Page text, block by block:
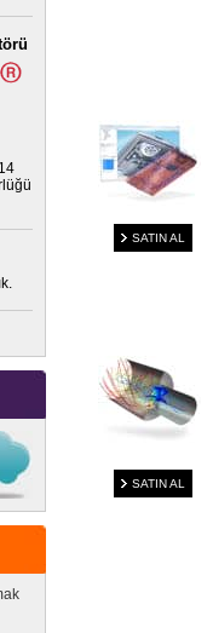
SATIN AL
SATIN AL